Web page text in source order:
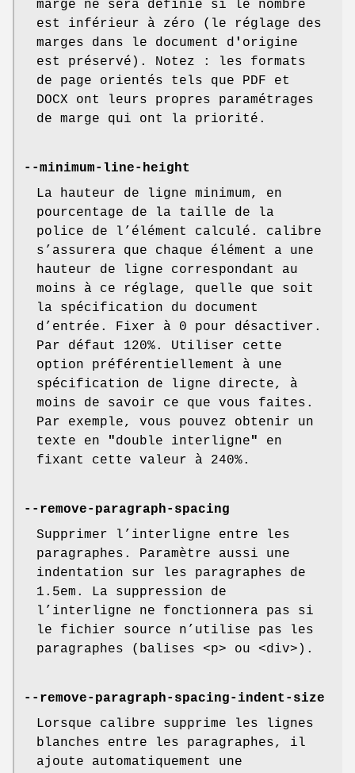
marge ne sera définie si le nombre
est inférieur à zéro (le réglage des
marges dans le document d ' origine
est préservé). Notez : les formats
de page orientés tels que PDF et
DOCX ont leurs propres paramétrages
de marge qui ont la priorité.
--minimum-line-height
La hauteur de ligne minimum, en
pourcentage de la taille de la
police de l’élément calculé. calibre
s’assurera que chaque élément a une
hauteur de ligne correspondant au
moins à ce réglage, quelle que soit
la spécification du document
d’entrée. Fixer à 0 pour désactiver.
Par défaut 120%. Utiliser cette
option préférentiellement à une
spécification de ligne directe, à
moins de savoir ce que vous faites.
Par exemple, vous pouvez obtenir un
texte en
"double interligne"
en
fixant cette valeur à 240%.
--remove-paragraph-spacing
Supprimer l’interligne entre les
paragraphes. Paramètre aussi une
indentation sur les paragraphes de
1.5em. La suppression de
l’interligne ne fonctionnera pas si
le fichier source n’utilise pas les
paragraphes (balises <p> ou <div>).
--remove-paragraph-spacing-indent-size
Lorsque calibre supprime les lignes
blanches entre les paragraphes, il
ajoute automatiquement une